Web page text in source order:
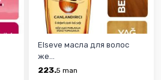
Elseve масла для волос
же...
223.5 man